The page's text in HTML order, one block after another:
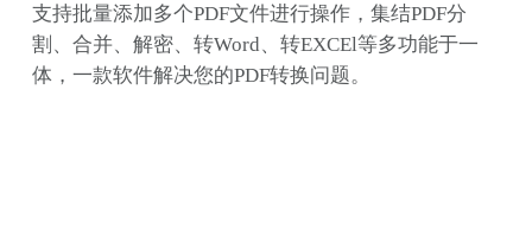
支持批量添加多个PDF文件进行操作，集结PDF分
割、合并、解密、转Word、转EXCEl等多功能于一
体，一款软件解决您的PDF转换问题。
浪里小白龙